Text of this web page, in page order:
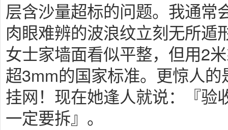
层含沙量超标的问题。我通常
肉眼难辨的波浪纹立刻无所遁
女士家墙面看似平整，但用2
超3mm的国家标准。更惊人
挂网！现在她逢人就说：『验
一定要拆』。